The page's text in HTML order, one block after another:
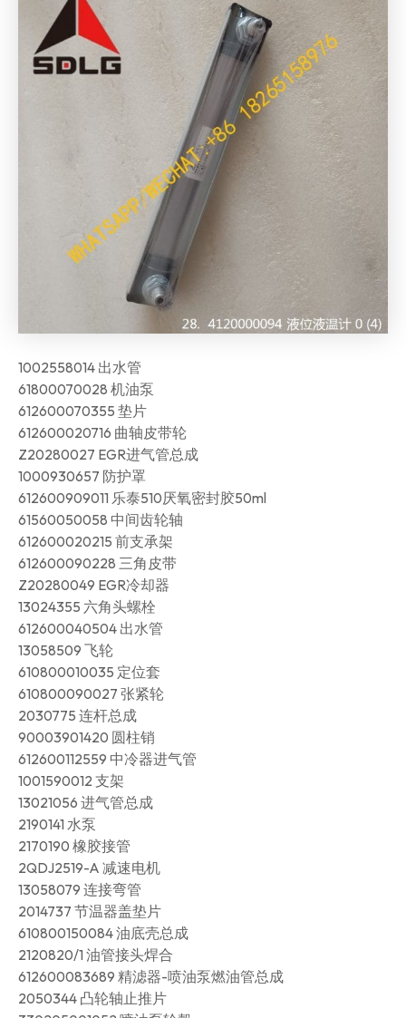
1002558014 出水管
61800070028 机油泵
612600070355 垫片
612600020716 曲轴皮带轮
Z20280027 EGR进气管总成
1000930657 防护罩
612600909011 乐泰510厌氧密封胶50ml
61560050058 中间齿轮轴
612600020215 前支承架
612600090228 三角皮带
Z20280049 EGR冷却器
13024355 六角头螺栓
612600040504 出水管
13058509 飞轮
610800010035 定位套
610800090027 张紧轮
2030775 连杆总成
90003901420 圆柱销
612600112559 中冷器进气管
1001590012 支架
13021056 进气管总成
2190141 水泵
2170190 橡胶接管
2QDJ2519-A 减速电机
13058079 连接弯管
2014737 节温器盖垫片
610800150084 油底壳总成
2120820/1 油管接头焊合
612600083689 精滤器-喷油泵燃油管总成
2050344 凸轮轴止推片